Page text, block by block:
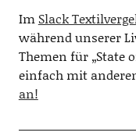
Im Slack
während unserer
Themen für „State
einfach mit
an!